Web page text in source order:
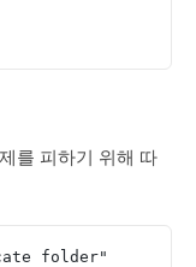
를 피하기 위해 따
folder"